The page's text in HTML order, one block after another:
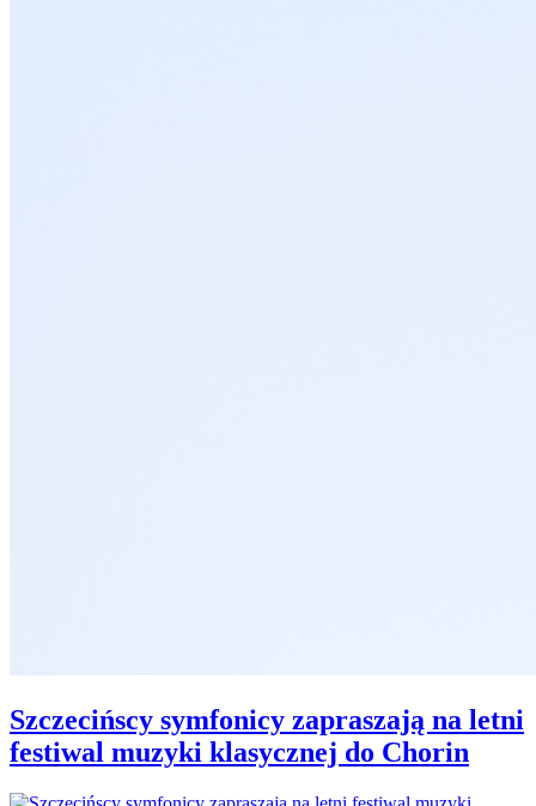
Szczecińscy symfonicy zapraszają na letni
festiwal muzyki klasycznej do Chorin